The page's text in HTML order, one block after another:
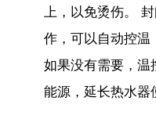
上，以免烫伤。
作，可以自动控温
如果没有需要，温
能源，延长热水器